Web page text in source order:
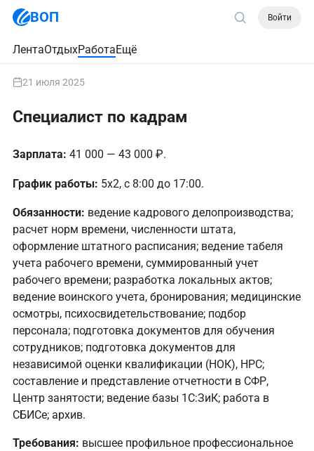
ВОП Войти
ЛентаОтдыхРаботаЕщё
21 июля 2025
Специалист по кадрам
Зарплата: 41 000 — 43 000 ₽.
График работы: 5х2, с 8:00 до 17:00.
Обязанности: ведение кадрового делопроизводства;
расчет норм времени, численности штата,
оформление штатного расписания; ведение табеля
учета рабочего времени, суммированный учет
рабочего времени; разработка локальных актов;
ведение воинского учета, бронирования; медицинские
осмотры, психосвидетельствование; подбор
персонала; подготовка документов для обучения
сотрудников; подготовка документов для
независимой оценки квалификации (НОК), НРС;
составление и представление отчетности в СФР,
Центр занятости; ведение базы 1С:ЗиК; работа в
СБИСе; архив.
Требования: высшее профильное профессиональное